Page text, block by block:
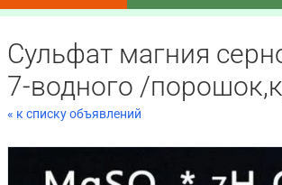
Сульфат магния
7-водного /
« к списку объявлений